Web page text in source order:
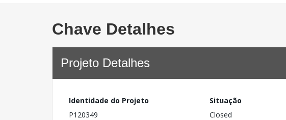
Chave Detalhes
Projeto Detalhes
Identidade do Projeto
P120349
Situação
Closed